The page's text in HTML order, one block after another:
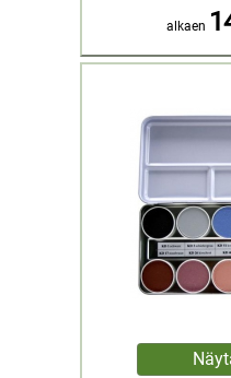
alkaen